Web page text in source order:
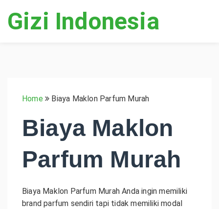
Gizi Indonesia
Home Biaya Maklon Parfum Murah
Biaya Maklon
Parfum Murah
Biaya Maklon Parfum Murah Anda ingin memiliki
brand parfum sendiri tapi tidak memiliki modal